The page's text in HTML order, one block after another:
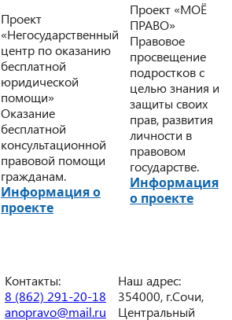
Проект
«Негосударственный
центр по оказанию
бесплатной
юридической
помощи»
Оказание
бесплатной
консультационной
правовой помощи
гражданам.
Информация о
проекте
Проект «МОЁ
ПРАВО»
Правовое
просвещение
подростков с
целью знания и
защиты своих
прав, развития
личности в
правовом
государстве.
Информация
о проекте
Контакты:
8 (862) 291-20-18
anopravo@mail.ru
Наш адрес:
354000, г.Сочи,
Центральный